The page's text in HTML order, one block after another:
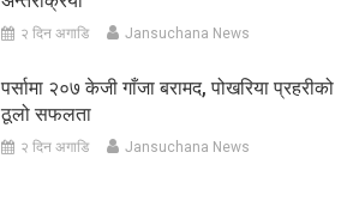
२ दिन अगाडि Jansuchana News
पर्सामा २०७ केजी गाँजा बरामद, पोखरिया प्रहरीको
ठूलो सफलता
२ दिन अगाडि Jansuchana News